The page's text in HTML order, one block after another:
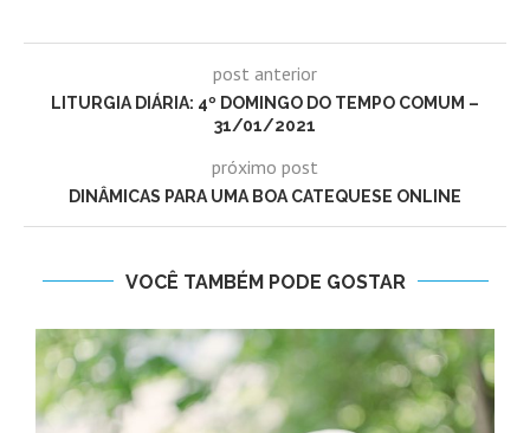
post anterior
LITURGIA DIÁRIA: 4º DOMINGO DO TEMPO COMUM –
31/01/2021
próximo post
DINÂMICAS PARA UMA BOA CATEQUESE ONLINE
VOCÊ TAMBÉM PODE GOSTAR